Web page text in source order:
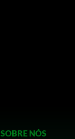
SOBRE NÓS